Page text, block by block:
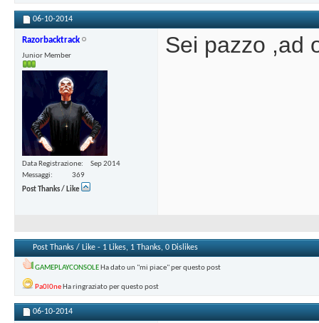
06-10-2014
Razorbacktrack
Junior Member
Data Registrazione
Sep 2014
Messaggi
369
Post Thanks / Like
Sei pazzo ,ad
Post Thanks / Like - 1 Likes, 1 Thanks, 0 Dislikes
GAMEPLAYCONSOLE Ha dato un "mi piace" per questo post
Pa0l0ne Ha ringraziato per questo post
06-10-2014